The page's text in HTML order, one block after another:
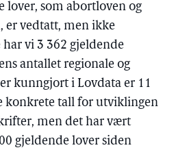
lover, som abortloven og
er vedtatt, men ikke
vi 3 362 gjeldende
antallet regionale og
kunngjort i Lovdata er 11
konkrete tall for utviklingen
men det har vært
gjeldende lover siden